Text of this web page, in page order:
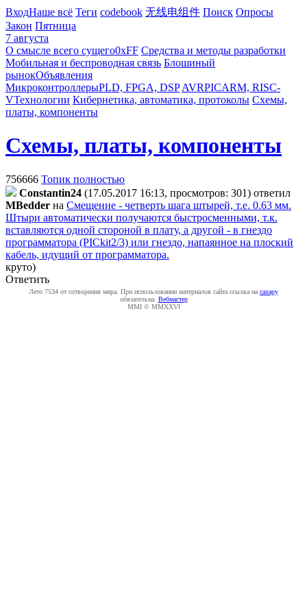
ВходНаше всё Теги codebook 无线电组件 Поиск Опросы
Закон Пятница
7 августа
О смысле всего сущего0xFF Средства и методы разработки
Мобильная и беспроводная связь Блошиный
рынокОбъявления
МикроконтроллерыPLD, FPGA, DSP AVRPICARM, RISC-
VТехнологии Кибернетика, автоматика, протоколы Схемы,
платы, компоненты
Схемы, платы, компоненты
756666 Топик полностью
Constantin24 (17.05.2017 16:13, просмотров: 301) ответил
MBedder на Смещение - четверть шага штырей, т.е. 0.63 мм.
Штыри автоматически получаются быстросменными, т.к.
вставляются одной стороной в плату, а другой - в гнездо
программатора (PICkit2/3) или гнездо, напаянное на плоский
кабель, идущий от программатора.
круто)
Ответить
Лето 7534 от сотворения мира. При использовании материалов сайта ссылка на caxapу
обязательна. Вебмастер
MMI © MMXXVI